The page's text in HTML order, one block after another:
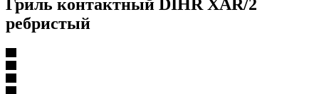
Гриль контактный DIHR XAR/2
ребристый